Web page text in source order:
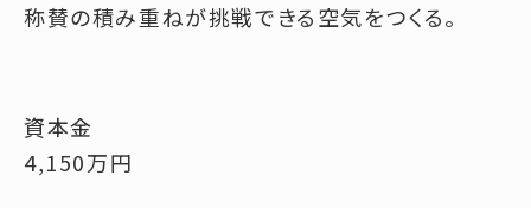
称賛の積み重ねが挑戦できる空気をつくる。
資本金
4,150万円